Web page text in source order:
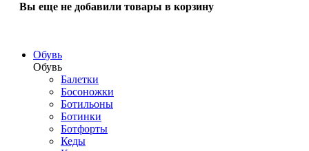
Вы еще не добавили товары в корзину
Обувь
Обувь
Балетки
Босоножки
Ботильоны
Ботинки
Ботфорты
Кеды